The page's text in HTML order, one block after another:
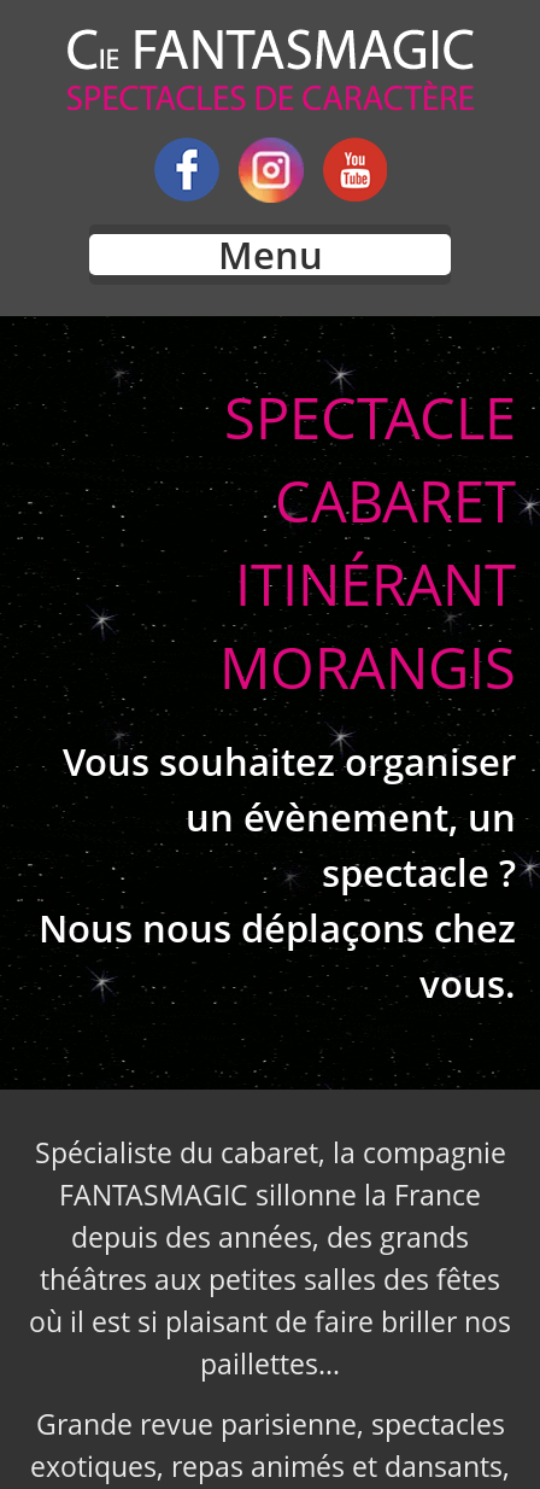
Menu
SPECTACLE
CABARET
ITINÉRANT
MORANGIS
Vous souhaitez organiser
un évènement, un
spectacle ?
Nous nous déplaçons chez
vous.
Spécialiste du cabaret, la compagnie
FANTASMAGIC sillonne la France
depuis des années, des grands
théâtres aux petites salles des fêtes
où il est si plaisant de faire briller nos
paillettes…
Grande revue parisienne, spectacles
exotiques, repas animés et dansants,